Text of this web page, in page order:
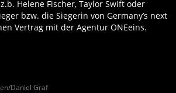
Helene Fischer, Taylor Swift oder
bzw. die Siegerin von Germany’s next
Vertrag mit der Agentur ONEeins.
Daniel Graf